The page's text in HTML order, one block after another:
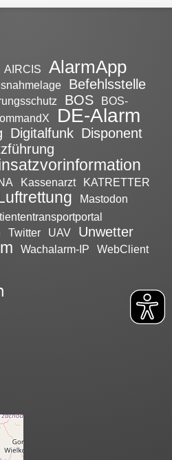
AIRCIS AlarmApp
Befehlsstelle
BOS
BOS-
DE-Alarm
Digitalfunk Disponent
Kassenarzt
KATRETTER
Mastodon
Twitter UAV
Unwetter
Wachalarm-IP WebClient